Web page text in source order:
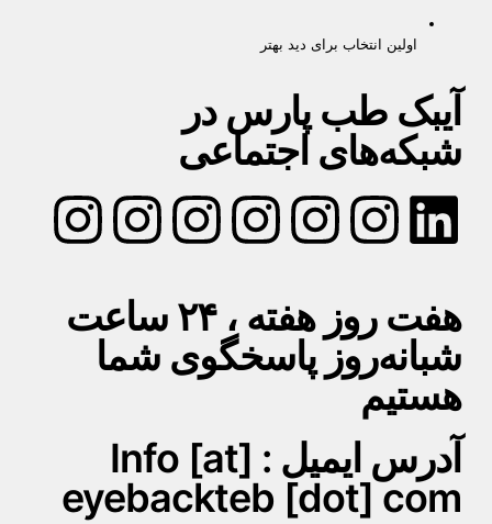
اولین انتخاب برای دید بهتر
آیبک طب پارس در
شبکه‌های اجتماعی
هفت روز هفته ، ۲۴ ساعت
شبانه‌روز پاسخگوی شما
هستیم
آدرس ایمیل : Info [at]
eyebackteb [dot] com